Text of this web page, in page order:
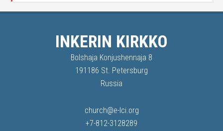
INKERIN KIRKKO
Bolshaja Konjushennaja 8
191186 St. Petersburg
Russia
church@e-lci.org
+7-812-3128289